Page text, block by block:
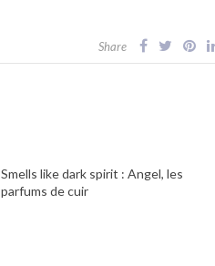
Share
Smells like dark spirit : Angel, les
parfums de cuir